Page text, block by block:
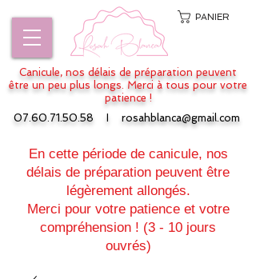
PANIER
Canicule, nos délais de préparation peuvent
être un peu plus longs. Merci à tous pour votre
patience !
07.60.71.50.58
rosahblanca@gmail.com
En cette période de canicule, nos
délais de préparation peuvent être
légèrement allongés.
Merci pour votre patience et votre
compréhension ! (3 - 10 jours
ouvrés)